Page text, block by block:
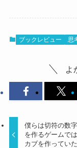
ブックレビュー 思
よ
僕らは切符の数
を作るゲームで
カブを作っていた